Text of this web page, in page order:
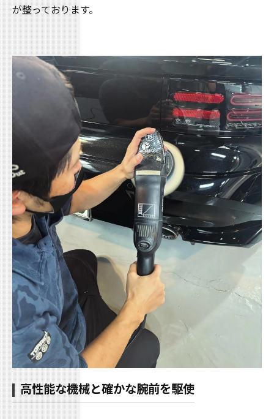
が整っております。
高性能な機械と確かな腕前を駆使